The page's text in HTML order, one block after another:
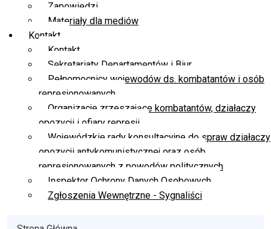
Zapowiedzi
Materiały dla mediów
Kontakt
Kontakt
Sekretariaty Departamentów i Biur
Pełnomocnicy wojewodów ds. kombatantów i osób
represjonowanych
Organizacje zrzeszające kombatantów, działaczy
opozycji i ofiary represji
Wojewódzkie rady konsultacyjne do spraw działaczy
opozycji antykomunistycznej oraz osób
represjonowanych z powodów politycznych
Inspektor Ochrony Danych Osobowych
Zgłoszenia Wewnętrzne - Sygnaliści